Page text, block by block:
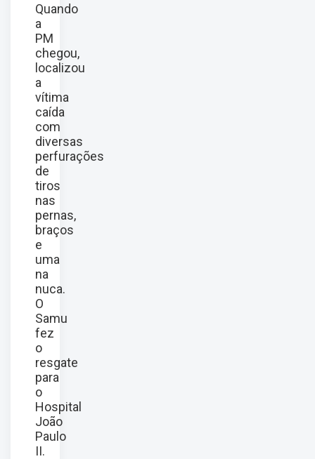
Quando
a
PM
chegou,
localizou
a
vítima
caída
com
diversas
perfurações
de
tiros
nas
pernas,
braços
e
uma
na
nuca.
O
Samu
fez
o
resgate
para
o
Hospital
João
Paulo
II.